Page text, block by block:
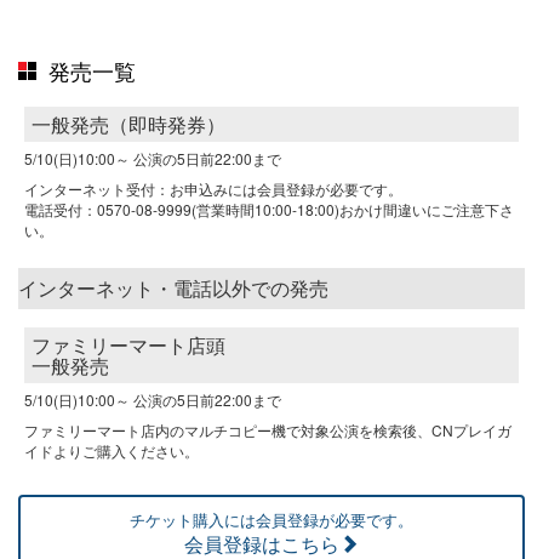
発売一覧
一般発売（即時発券）
5/10(日)10:00～ 公演の5日前22:00まで
インターネット受付：お申込みには会員登録が必要です。
電話受付：0570-08-9999(営業時間10:00-18:00)おかけ間違いにご注意下さ
い。
インターネット・電話以外での発売
ファミリーマート店頭
一般発売
5/10(日)10:00～ 公演の5日前22:00まで
ファミリーマート店内のマルチコピー機で対象公演を検索後、CNプレイガ
イドよりご購入ください。
チケット購入には会員登録が必要です。
会員登録はこちら